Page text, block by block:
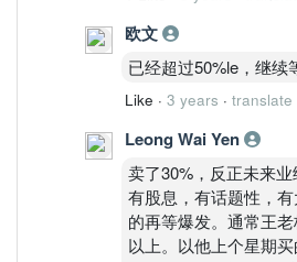
欧文
已经超过50%le，继续
Like · 3 years · translate
Leong Wai Yen
卖了30%，反正未来
有股息，有话题性，
的再等爆发。通常王
以上。以他上个星期